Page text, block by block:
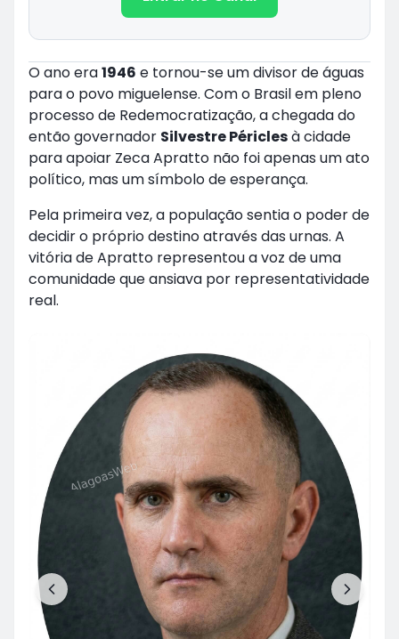
O ano era1946 e tornou-se um divisor de águas
para o povo miguelense. Com o Brasil em pleno
processo de Redemocratização, a chegada do
então governador Silvestre Périclesà cidade
para apoiar Zeca Apratto não foi apenas um ato
político, mas um símbolo de esperança.
Pela primeira vez, a população sentia o poder de
decidir o próprio destino através das urnas. A
vitória de Apratto representou a voz de uma
comunidade que ansiava por representatividade
real.